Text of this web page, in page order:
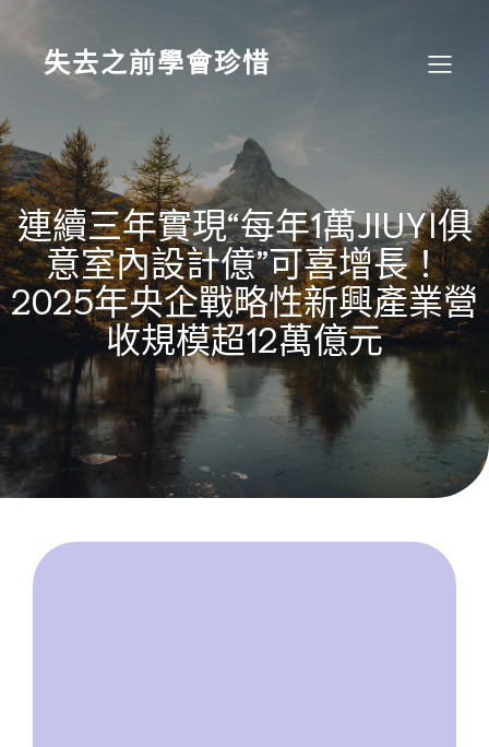
content
失去之前學會珍惜
連續三年實現“每年1萬JIUYI俱
意室內設計億”可喜增長！
2025年央企戰略性新興產業營
收規模超12萬億元